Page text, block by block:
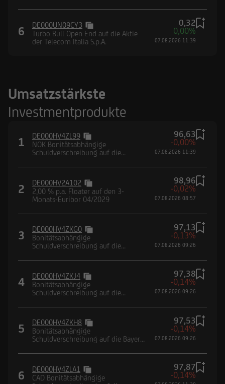
6
DE000UN09CY3
Turbo Bull Open End auf die Aktie
der Telecom Italia S.p.A.
0,32
0,00%
07.08.2026 11:39
Umsatzstärkste
Investmentprodukte
1
DE000HV4ZL99
NOK Bonitätsabhängige
Schuldverschreibung auf die
96,63
-0,00%
07.08.2026 11:39
2
DE000HV2A102
2,00 % p.a. Floater auf den 3-
Monats-Euribor 04/2029
98,96
-0,02%
07.08.2026 08:57
3
DE000HV4ZKG0
Bonitätsabhängige
Schuldverschreibung auf die
97,13
-0,13%
07.08.2026 09:26
4
DE000HV4ZKJ4
Bonitätsabhängige
Schuldverschreibung auf die
97,38
-0,14%
07.08.2026 09:26
5
DE000HV4ZKH8
Bonitätsabhängige
Schuldverschreibung auf die Bayer
97,53
-0,14%
07.08.2026 09:26
6
DE000HV4ZLA1
CAD Bonitätsabhängige
97,87
-0,14%